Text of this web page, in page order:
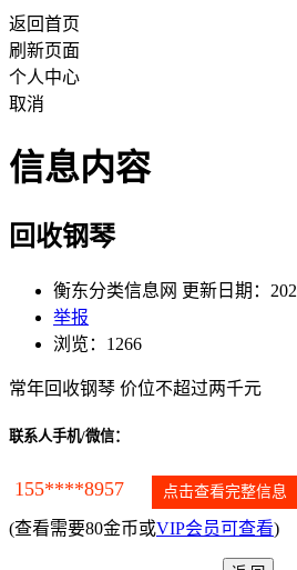
返回首页
刷新页面
个人中心
取消
信息内容
回收钢琴
衡东分类信息网 更新日期：
举报
浏览：1266
常年回收钢琴 价位不超过两千元
联系人手机/微信：
155****8957 点击查看完整信息
(查看需要80金币或VIP会员可查看)